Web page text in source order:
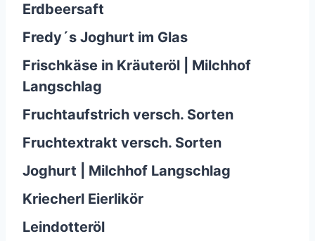
Erdbeersaft
Fredy´s Joghurt im Glas
Frischkäse in Kräuteröl | Milchhof
Langschlag
Fruchtaufstrich versch. Sorten
Fruchtextrakt versch. Sorten
Joghurt | Milchhof Langschlag
Kriecherl Eierlikör
Leindotteröl